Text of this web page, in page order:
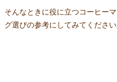
そんなときに役に立つコーヒー
グ選びの参考にしてみてください